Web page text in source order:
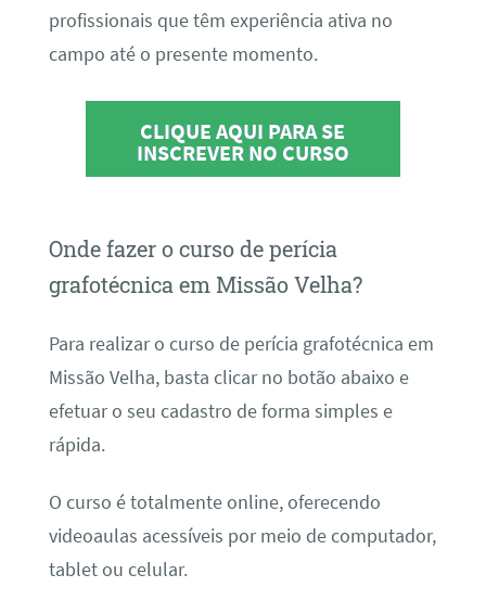
profissionais que têm experiência ativa no
campo até o presente momento.
CLIQUE AQUI PARA SE
INSCREVER NO CURSO
Onde fazer o curso de perícia
grafotécnica em Missão Velha?
Para realizar o curso de perícia grafotécnica em
Missão Velha, basta clicar no botão abaixo e
efetuar o seu cadastro de forma simples e
rápida.
O curso é totalmente online, oferecendo
videoaulas acessíveis por meio de computador,
tablet ou celular.